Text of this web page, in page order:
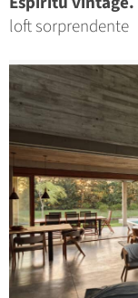
loft sorprendente